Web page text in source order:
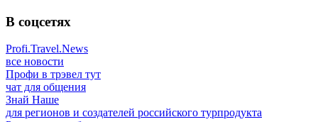
В соцсетях
Profi.Travel.News
все новости
Профи в трэвел тут
чат для общения
Знай Наше
для регионов и создателей российского турпродукта